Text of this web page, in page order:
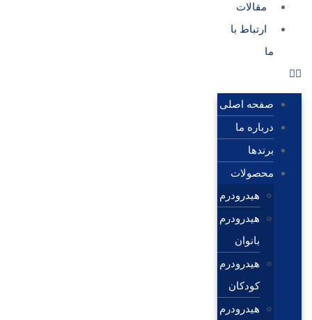
مقالات
ارتباط با
ما
صفحه اصلی
درباره ما
برندها
محصولات
هیدرودرم
هیدرودرم
بانوان
هیدرودرم
کودکان
هیدرودرم